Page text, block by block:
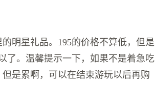
明星礼品。195的价格不算低，但是
了。温馨提示一下，如果不是着急吃
是累啊，可以在结束游玩以后再购